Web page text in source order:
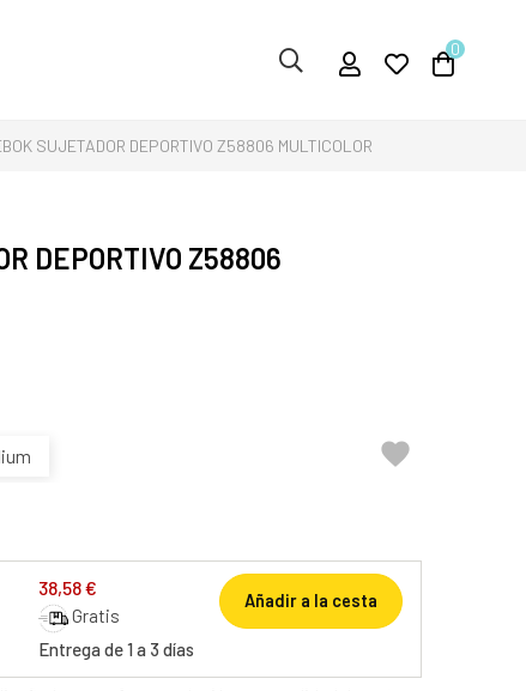
0
SUJETADOR DEPORTIVO Z58806 MULTICOLOR
DEPORTIVO Z58806

38,58 €
Gratis
Entrega de 1 a 3 días
Añadir a la cesta